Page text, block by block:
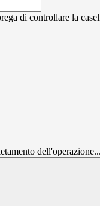
di controllare la
dell'operazione...